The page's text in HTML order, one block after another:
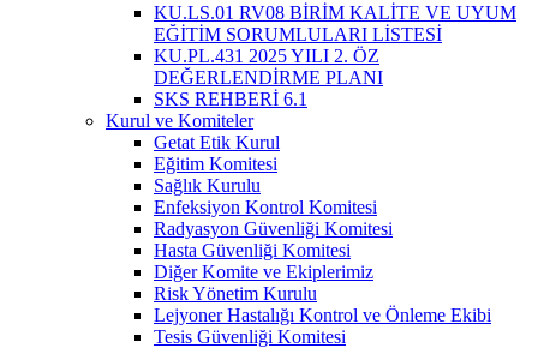
KU.LS.01 RV08 BİRİM KALİTE VE UYUM
EĞİTİM SORUMLULARI LİSTESİ
KU.PL.431 2025 YILI 2. ÖZ
DEĞERLENDİRME PLANI
SKS REHBERİ 6.1
Kurul ve Komiteler
Getat Etik Kurul
Eğitim Komitesi
Sağlık Kurulu
Enfeksiyon Kontrol Komitesi
Radyasyon Güvenliği Komitesi
Hasta Güvenliği Komitesi
Diğer Komite ve Ekiplerimiz
Risk Yönetim Kurulu
Lejyoner Hastalığı Kontrol ve Önleme Ekibi
Tesis Güvenliği Komitesi